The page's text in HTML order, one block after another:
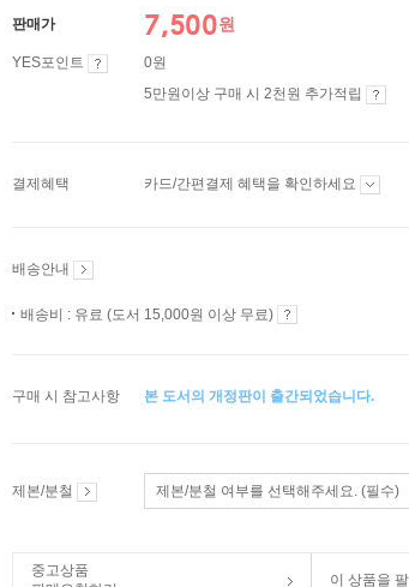
판매가 7,500원
YES포인트
0원
5만원이상 구매 시 2천원 추가적립
결제혜택 카드/간편결제 혜택을 확인하세요
배송안내
배송비 : 유료 (도서 15,000원 이상 무료)
구매 시 참고사항 본 도서의 개정판이 출간되었습니다.
제본/분철 제본/분철 여부를 선택해주세요. (필수)
중고상품
이 상품을 팔